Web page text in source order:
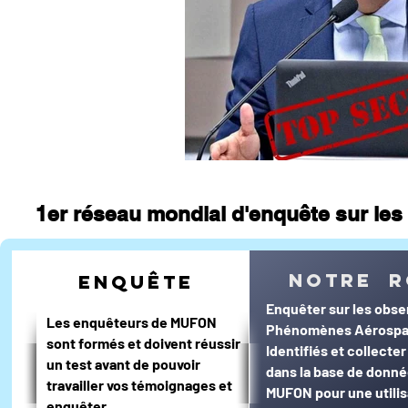
journal d'un enquêteur
Surveillance du ciel Wall Street
1er réseau mondial d'enquête sur
enquête
Les enquêteurs de MUFON
sont formés et doivent réussir
un test avant de pouvoir
travailler vos témoignages et
notre
Enquêter sur les
Phénomènes
Identifiés et collecter
dans la base de
MUFON pour une